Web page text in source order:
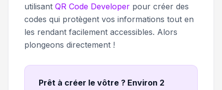
utilisant QR Code Developer pour créer des
codes qui protègent vos informations tout en
les rendant facilement accessibles. Alors
plongeons directement !
Prêt à créer le vôtre ? Environ 2